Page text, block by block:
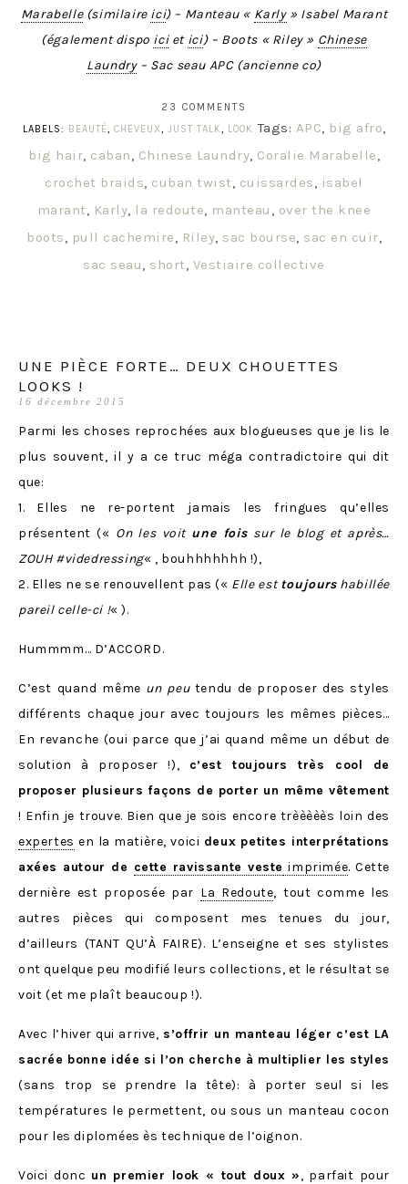
Marabelle(similaire ici) – Manteau « Karly» Isabel Marant
(également dispo iciet ici) – Boots « Riley » Chinese
Laundry– Sac seau APC (ancienne co)
23 COMMENTS
LABELS: BEAUTÉ, CHEVEUX, JUST TALK, LOOK Tags: APC, big afro,
big hair, caban, Chinese Laundry, Coralie Marabelle,
crochet braids, cuban twist, cuissardes, isabel
marant, Karly, la redoute, manteau , over the knee
boots, pull cachemire, Riley, sac bourse, sac en cuir,
sac seau, short, Vestiaire collective
UNE PIÈCE FORTE… DEUX CHOUETTES
LOOKS !
16 décembre 2015
Parmi les choses reprochées aux blogueuses que je lis le
plus souvent, il y a ce truc méga contradictoire qui dit
que:
1. Elles ne re-portent jamais les fringues qu’elles
présentent (« On les voit une foissur le blog et après…
ZOUH #videdressing« , bouhhhhhhh !),
2. Elles ne se renouvellent pas (« Elle esttoujourshabillée
pareil celle-ci !« ).
Hummmm… D’ACCORD.
C’est quand même un peutendu de proposer des styles
différents chaque jour avec toujours les mêmes pièces…
En revanche (oui parce que j’ai quand même un début de
solution à proposer !), c’est toujours très cool de
proposer plusieurs façons de porter un même vêtement
! Enfin je trouve. Bien que je sois encore trèèèèès loin des
expertes en la matière, voici deux petites interprétations
axées autour de cette ravissante veste imprimée. Cette
dernière est proposée par La Redoute, tout comme les
autres pièces qui composent mes tenues du jour,
d’ailleurs (TANT QU’À FAIRE). L’enseigne et ses stylistes
ont quelque peu modifié leurs collections, et le résultat se
voit (et me plaît beaucoup !).
Avec l’hiver qui arrive, s’offrir un manteau léger c’est LA
sacrée bonne idée si l’on cherche à multiplier les styles
(sans trop se prendre la tête): à porter seul si les
températures le permettent, ou sous un manteau cocon
pour les diplomées ès technique de l’oignon.
Voici donc un premier look « tout doux », parfait pour